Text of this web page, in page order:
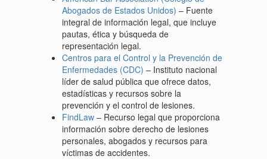
Abogados de Estados Unidos) – Fuente
integral de información legal, que incluye
pautas, ética y búsqueda de
representación legal.
Centros para el Control y la Prevención de
Enfermedades (CDC) – Instituto nacional
líder de salud pública que ofrece datos,
estadísticas y recursos sobre la
prevención y el control de lesiones.
FindLaw – Recurso legal que proporciona
información sobre derecho de lesiones
personales, abogados y recursos para
víctimas de accidentes.